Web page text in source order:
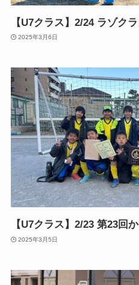
【U7クラス】2/24 ラゾク
2025年3月6日
【U7クラス】2/23 第23回
2025年3月5日